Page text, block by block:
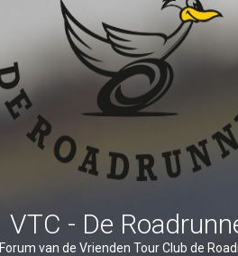
VTC - De
Forum van de Vrienden Tour Club de